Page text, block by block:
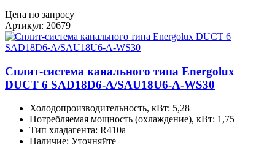
Цена по запросу
Артикул: 20679
Сплит-система канального типа Energolux
DUCT 6 SAD18D6-A/SAU18U6-A-WS30
Холодопроизводительность, кВт: 5,28
Потребляемая мощность (охлаждение), кВт: 1,75
Тип хладагента: R410a
Наличие: Уточняйте